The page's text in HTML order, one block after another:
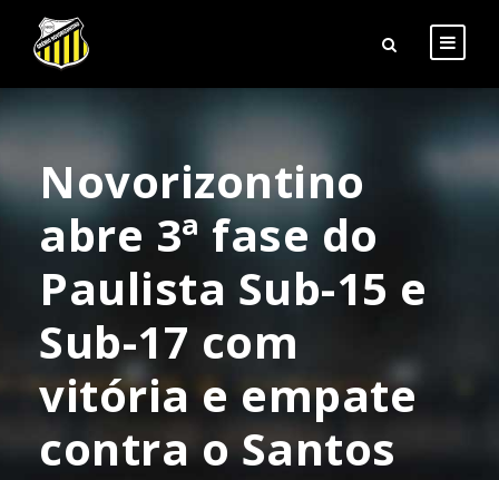
Novorizontino
abre 3ª fase do
Paulista Sub-15 e
Sub-17 com
vitória e empate
contra o Santos